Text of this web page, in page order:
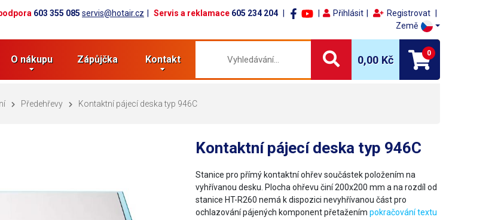
603 355 085 servis@hotair.cz Servis a reklamace 605 234 204 Přihlásit
Registrovat
Země
O nákupu Zápůjčka Kontakt 0,00 Kč
0
Předehřevy Kontaktní pájecí deska typ 946C
Kontaktní pájecí deska typ 946C
Stanice pro přímý kontaktní ohřev součástek položením na
vyhřívanou desku. Plocha ohřevu činí 200x200 mm a na rozdíl od
stanice HT-R260 nemá k dispozici nevyhřívanou část pro
ochlazování pájených komponent přetaženímpokračování textu